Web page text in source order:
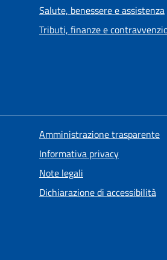
Salute, benessere e assistenza
Tributi, finanze e
Amministrazione trasparente
Informativa privacy
Note legali
Dichiarazione di accessibilità